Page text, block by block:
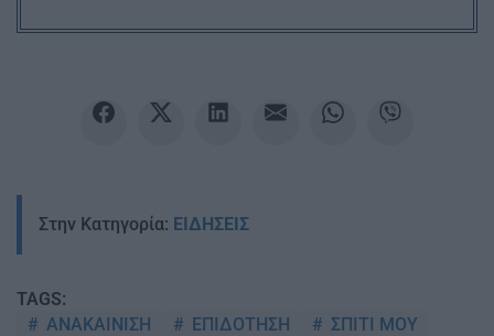
Στην Κατηγορία: ΕΙΔΗΣΕΙΣ
TAGS:
ΑΝΑΚΑΙΝΙΣΗ
ΕΠΙΔΟΤΗΣΗ ΣΠΙΤΙ ΜΟΥ